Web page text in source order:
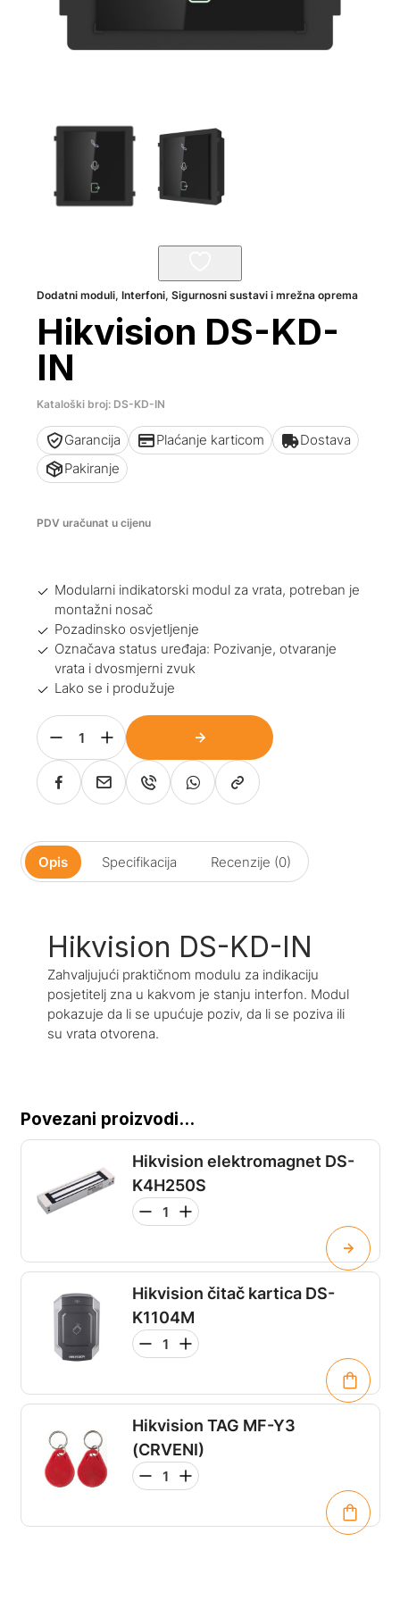
Dodatni moduli,Interfoni,Sigurnosni sustavi i mrežna oprema
Hikvision DS-KD-
IN
Kataloški broj: DS-KD-IN
Garancija Plaćanje karticom
Dostava
Pakiranje
PDV uračunat u cijenu
Modularni indikatorski modul za vrata, potreban je
montažni nosač
Pozadinsko osvjetljenje
Označava status uređaja: Pozivanje, otvaranje
vrata i dvosmjerni zvuk
Lako se i produžuje
Opis Specifikacija Recenzije (0)
Hikvision DS-KD-IN
Zahvaljujući praktičnom modulu za indikaciju
posjetitelj zna u kakvom je stanju interfon. Modul
pokazuje da li se upućuje poziv, da li se poziva ili
su vrata otvorena.
Povezani proizvodi...
Hikvision elektromagnet DS-
K4H250S
Hikvision čitač kartica DS-
K1104M
Hikvision TAG MF-Y3
(CRVENI)